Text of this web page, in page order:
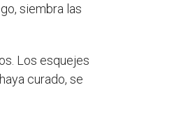
siembra las
Los esquejes
curado, se